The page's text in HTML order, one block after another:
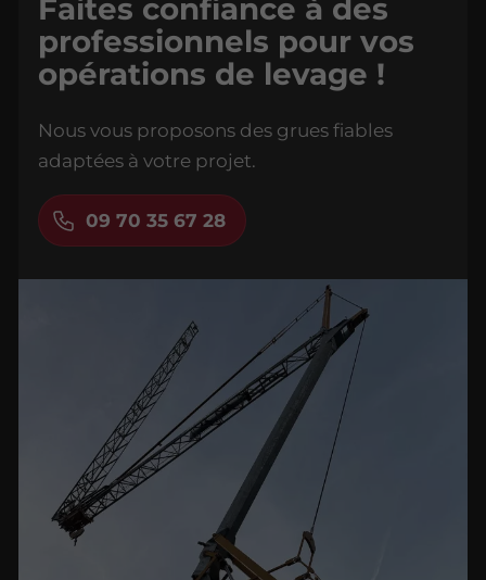
Faites confiance à des
professionnels pour vos
opérations de levage !
Nous vous proposons des grues fiables
adaptées à votre projet.
09 70 35 67 28